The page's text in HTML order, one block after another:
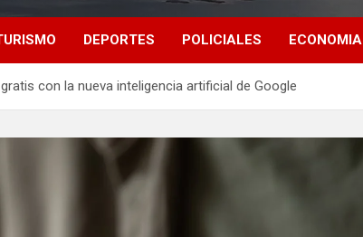
DEPORTES POLICIALES ECONOMIA
con la nueva inteligencia artificial de Google